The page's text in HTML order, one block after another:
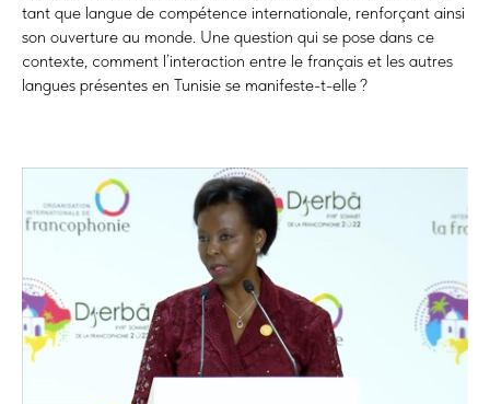
tant que langue de compétence internationale, renforçant ainsi
son ouverture au monde. Une question qui se pose dans ce
contexte, comment l’interaction entre le français et les autres
langues présentes en Tunisie se manifeste-t-elle ?